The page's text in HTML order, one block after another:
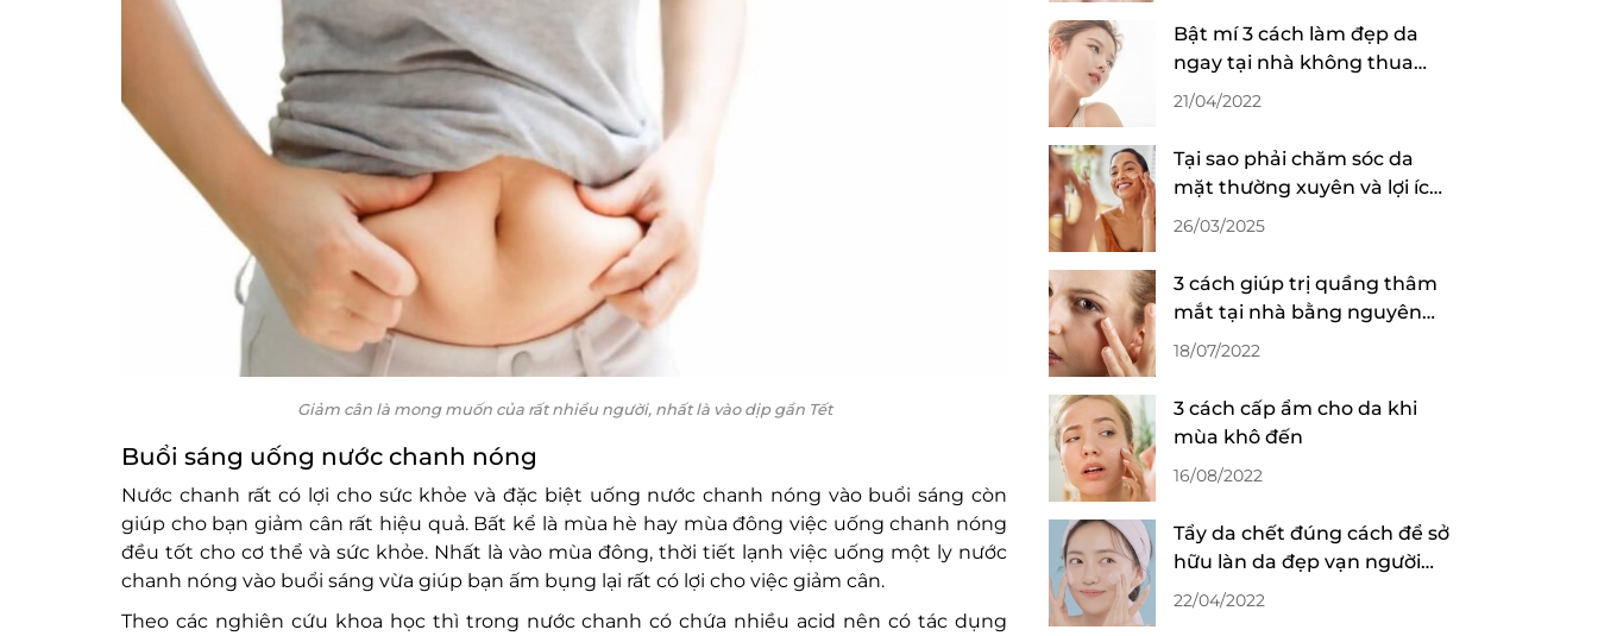
Giảm cân là mong muốn của rất nhiều người, nhất là vào dịp gần Tết
Buổi sáng uống nước chanh nóng
Nước chanh rất có lợi cho sức khỏe và đặc biệt uống nước chanh nóng vào buổi sáng còn
giúp cho bạn giảm cân rất hiệu quả. Bất kể là mùa hè hay mùa đông việc uống chanh nóng
đều tốt cho cơ thể và sức khỏe. Nhất là vào mùa đông, thời tiết lạnh việc uống một ly nước
chanh nóng vào buổi sáng vừa giúp bạn ấm bụng lại rất có lợi cho việc giảm cân.
Theo các nghiên cứu khoa học thì trong nước chanh có chứa nhiều acid nên có tác dụng
Bật mí 3 cách làm đẹp da
ngay tại nhà không thua
kém gì spa đắt tiền
21/04/2022
Tại sao phải chăm sóc da
mặt thường xuyên và lợi ích
không thể bỏ qua
26/03/2025
3 cách giúp trị quầng thâm
mắt tại nhà bằng nguyên
liệu tự nhiên
18/07/2022
3 cách cấp ẩm cho da khi
mùa khô đến
16/08/2022
Tẩy da chết đúng cách để sở
hữu làn da đẹp vạn người
mê
22/04/2022